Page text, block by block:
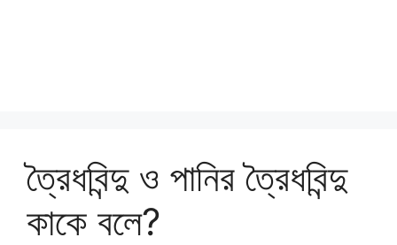
ত্রৈধবিন্দু ও পানির ত্রৈধবিন্দু
কাকে বলে?